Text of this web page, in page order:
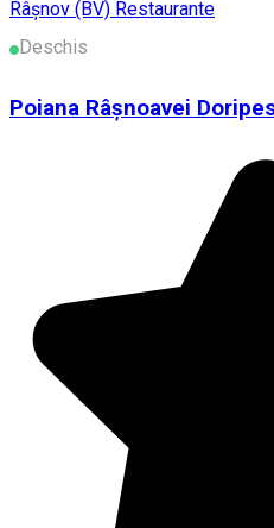
Râşnov (BV) Restaurante
Deschis
Poiana Râşnoavei